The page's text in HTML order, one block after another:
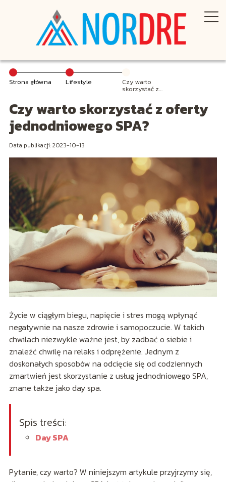
Strona główna Lifestyle Czy warto
skorzystać z
jednodniowego
SPA?
Czy warto skorzystać z oferty
jednodniowego SPA?
Data publikacji: 2023-10-13
Życie w ciągłym biegu, napięcie i stres mogą wpłynąć
negatywnie na nasze zdrowie i samopoczucie. W takich
chwilach niezwykle ważne jest, by zadbać o siebie i
znaleźć chwilę na relaks i odprężenie. Jednym z
doskonałych sposobów na odcięcie się od codziennych
zmartwień jest skorzystanie z usług jednodniowego SPA,
znane także jako day spa.
Spis treści:
Day SPA
Pytanie, czy warto? W niniejszym artykule przyjrzymy się,